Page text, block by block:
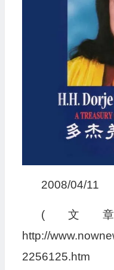
2008/04/11
(文
http://
2256125.htm